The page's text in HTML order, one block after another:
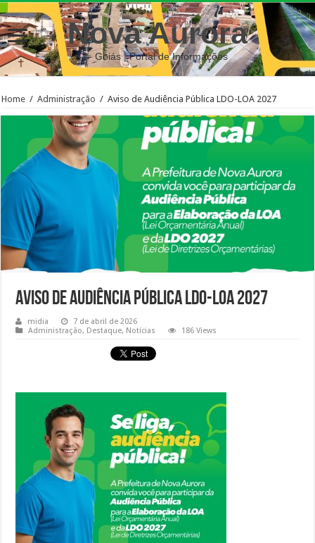
Nova Aurora
– Goiás | Portal de Informações
Home / Administração / Aviso de Audiência Pública LDO-LOA 2027
Aviso de Audiência Pública LDO-LOA 2027
midia
7 de abril de 2026
Administração, Destaque, Notícias 186 Views